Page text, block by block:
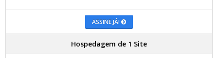
ASSINE JÁ!
Hospedagem de 1 Site